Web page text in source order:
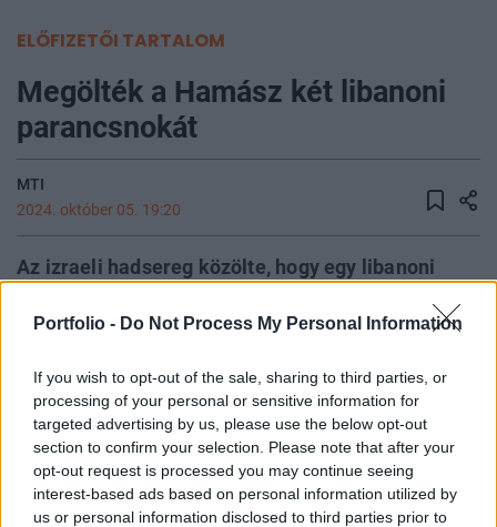
Portfolio - Do Not Process My Personal Information
If you wish to opt-out of the sale, sharing to third parties, or
processing of your personal or sensitive information for
targeted advertising by us, please use the below opt-out
section to confirm your selection. Please note that after your
opt-out request is processed you may continue seeing
interest-based ads based on personal information utilized by
us or personal information disclosed to third parties prior to
ELŐFIZETŐI TARTALOM
Megölték a Hamász két libanoni
parancsnokát
MTI
2024. október 05. 19:20
Az izraeli hadsereg közölte, hogy egy libanoni
megölték a Hamász palesztin iszlamista
helyi tagját, köztük a libanoni műveletekért felelős
Mohammad Huszeint.
A Hamász katonai szárnya, az Al-Kasszám Brigádok
megerősítette, hogy két fegyverese meghalt izraeli
légicsapásokban Libanonban. Libanoni biztonsági